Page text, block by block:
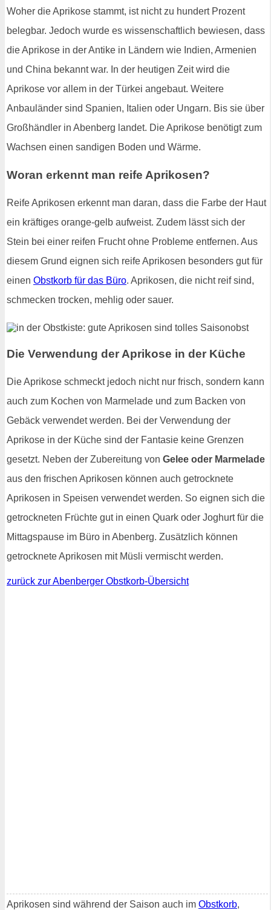
Woher die Aprikose stammt, ist nicht zu hundert Prozent
belegbar. Jedoch wurde es wissenschaftlich bewiesen, dass
die Aprikose in der Antike in Ländern wie Indien, Armenien
und China bekannt war. In der heutigen Zeit wird die
Aprikose vor allem in der Türkei angebaut. Weitere
Anbauländer sind Spanien, Italien oder Ungarn. Bis sie über
Großhändler in Abenberg landet. Die Aprikose benötigt zum
Wachsen einen sandigen Boden und Wärme.
Woran erkennt man reife Aprikosen?
Reife Aprikosen erkennt man daran, dass die Farbe der Haut
ein kräftiges orange-gelb aufweist. Zudem lässt sich der
Stein bei einer reifen Frucht ohne Probleme entfernen. Aus
diesem Grund eignen sich reife Aprikosen besonders gut für
einen Obstkorb für das Büro. Aprikosen, die nicht reif sind,
schmecken trocken, mehlig oder sauer.
Die Verwendung der Aprikose in der Küche
Die Aprikose schmeckt jedoch nicht nur frisch, sondern kann
auch zum Kochen von Marmelade und zum Backen von
Gebäck verwendet werden. Bei der Verwendung der
Aprikose in der Küche sind der Fantasie keine Grenzen
gesetzt. Neben der Zubereitung von Gelee oder Marmelade
aus den frischen Aprikosen können auch getrocknete
Aprikosen in Speisen verwendet werden. So eignen sich die
getrockneten Früchte gut in einen Quark oder Joghurt für die
Mittagspause im Büro in Abenberg. Zusätzlich können
getrocknete Aprikosen mit Müsli vermischt werden.
zurück zur Abenberger Obstkorb-Übersicht
Aprikosen sind während der Saison auch im Obstkorb,